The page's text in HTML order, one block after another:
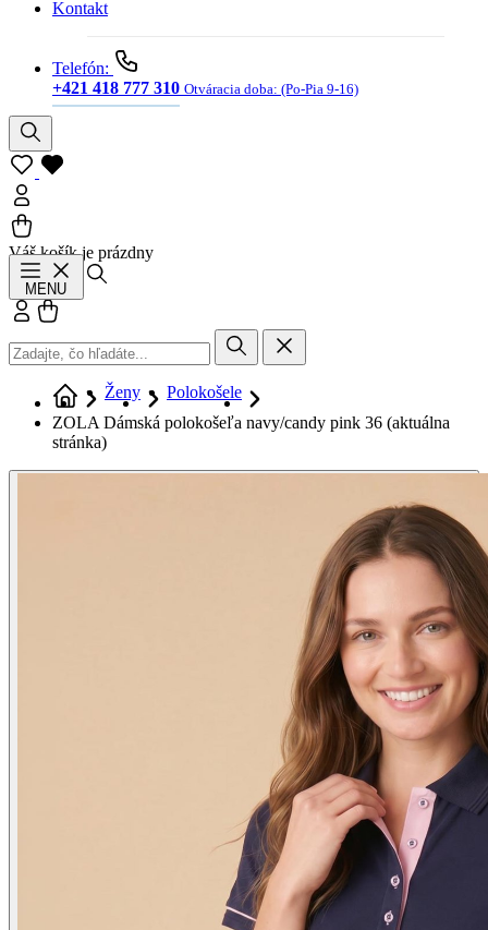
Kontakt
Telefón:
+421 418 777 310 Otváracia doba: (Po-Pia 9-16)
Váš košík je prázdny
MENU
Prihlásiť sa
Ženy
Polokošele
ZOLA Dámská polokošeľa navy/candy pink 36 (aktuálna
stránka)